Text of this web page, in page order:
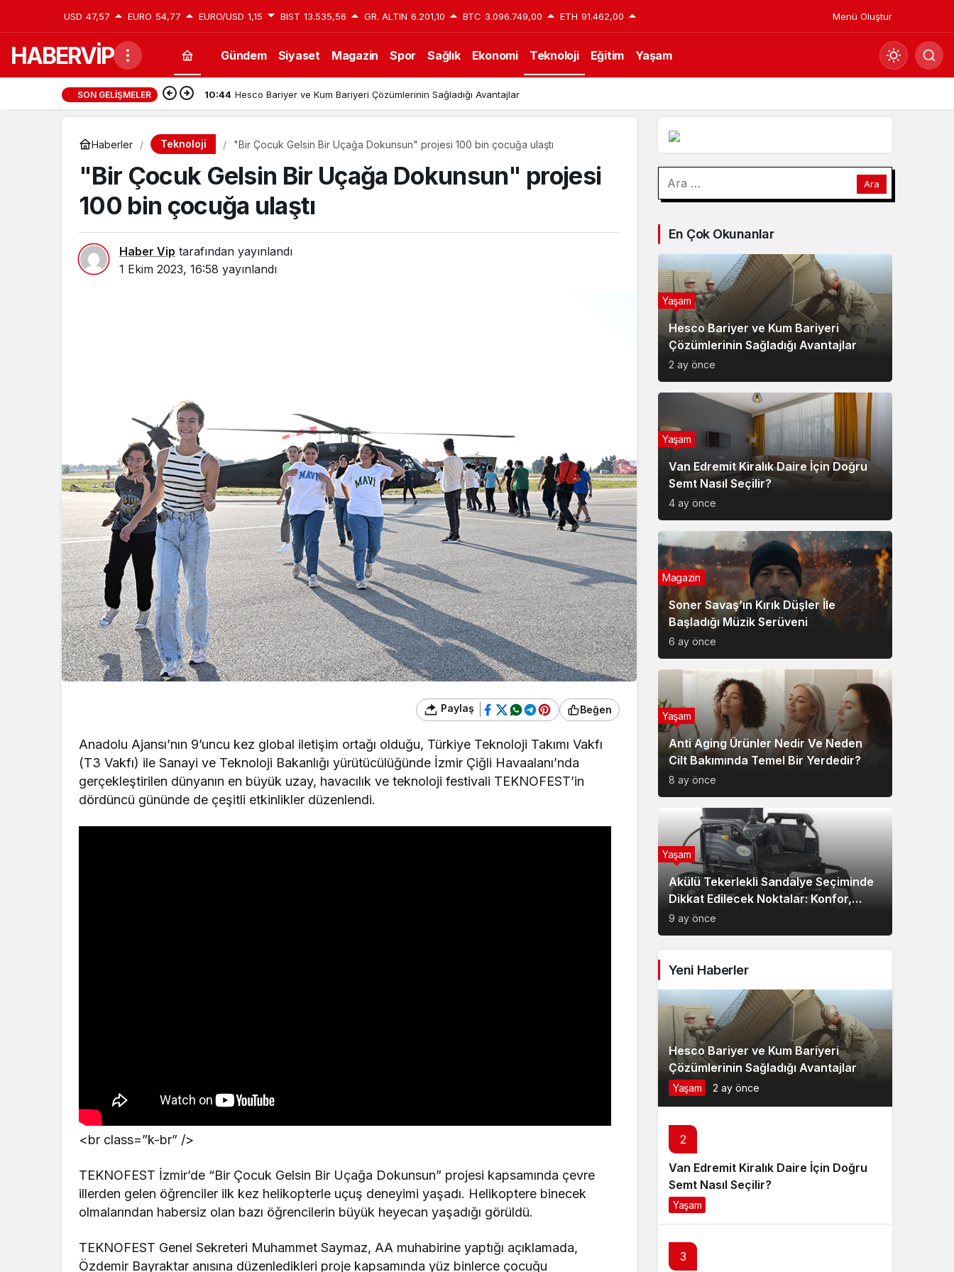
USD 47,57 EURO 54,77 EURO/USD 1,15 BIST 13.535,56 GR. ALTIN 6.201,10 BTC 3.096.749,00 ETH 91.462,00 Menü Oluştur
HABERVİP Gündem Siyaset Magazin Spor Sağlık Ekonomi Teknoloji Eğitim Yaşam
Mod
değiştir
Gece modunu seçin.
Sistem Modu
Sistem modunu seçin.
SON GELIŞMELER 10:45 Van Edremit Kiralık Daire İçin Doğru Semt Nasıl Seçilir?
Haberler Teknoloji "Bir Çocuk Gelsin Bir Uçağa Dokunsun" projesi 100 bin çocuğa ulaştı
"Bir Çocuk Gelsin Bir Uçağa Dokunsun" projesi
100 bin çocuğa ulaştı
Haber Vip tarafından yayınlandı
1 Ekim 2023, 16:58 yayınlandı
Paylaş Beğen
Anadolu Ajansı’nın 9’uncu kez global iletişim ortağı olduğu, Türkiye Teknoloji Takımı Vakfı
(T3 Vakfı) ile Sanayi ve Teknoloji Bakanlığı yürütücülüğünde İzmir Çiğli Havaalanı’nda
gerçekleştirilen dünyanın en büyük uzay, havacılık ve teknoloji festivali TEKNOFEST’in
dördüncü gününde de çeşitli etkinlikler düzenlendi.
<br class=”k-br” />
TEKNOFEST İzmir’de “Bir Çocuk Gelsin Bir Uçağa Dokunsun” projesi kapsamında çevre
illerden gelen öğrenciler ilk kez helikopterle uçuş deneyimi yaşadı. Helikoptere binecek
olmalarından habersiz olan bazı öğrencilerin büyük heyecan yaşadığı görüldü.
TEKNOFEST Genel Sekreteri Muhammet Saymaz, AA muhabirine yaptığı açıklamada,
Özdemir Bayraktar anısına düzenledikleri proje kapsamında yüz binlerce çocuğu
En Çok Okunanlar
Hesco Bariyer ve Kum Bariyeri
Çözümlerinin Sağladığı Avantajlar
2 ay önce
Yaşam
Van Edremit Kiralık Daire İçin Doğru
Semt Nasıl Seçilir?
4 ay önce
Yaşam
Soner Savaş’ın Kırık Düşler İle
Başladığı Müzik Serüveni
6 ay önce
Magazin
Anti Aging Ürünler Nedir Ve Neden
Cilt Bakımında Temel Bir Yerdedir?
8 ay önce
Yaşam
Akülü Tekerlekli Sandalye Seçiminde
Dikkat Edilecek Noktalar: Konfor,
Güvenlik ve Doğru Model Tercihi
9 ay önce
Yaşam
Yeni Haberler
Hesco Bariyer ve Kum Bariyeri
Çözümlerinin Sağladığı Avantajlar
Yaşam 2 ay önce
2
Van Edremit Kiralık Daire İçin Doğru
Semt Nasıl Seçilir?
Yaşam
3